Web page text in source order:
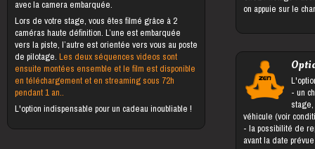
avec la camera embarquée.
Lors de votre stage, vous êtes filmé grâce à 2
caméras haute définition. L’une est embarquée
vers la piste, l’autre est orientée vers vous au poste
de pilotage.Les deux séquences videos sont
ensuite montées ensemble et le film est disponible
en téléchargement et en streaming sous 72h
pendant 1 an..
L'option indispensable pour un cadeau inoubliable !
on appuie sur le
- un changement du bénéficiaire du
véhicule (voir
- la possibilité de reporter le stage jusqu'à 5 jours
avant la date